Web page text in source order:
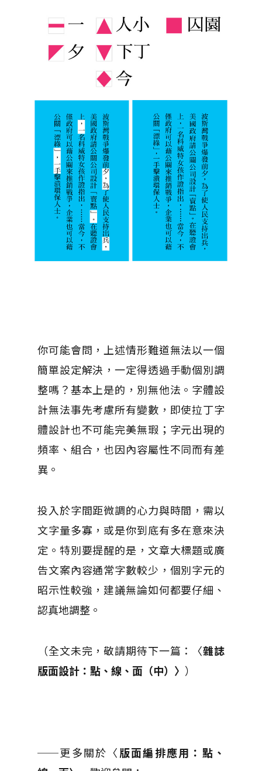
你可能會問，上述情形難道無法以一個
簡單設定解決，一定得透過手動個別調
整嗎？基本上是的，別無他法。字體設
計無法事先考慮所有變數，即使拉丁字
體設計也不可能完美無瑕；字元出現的
頻率、組合，也因內容屬性不同而有差
異。
投入於字間距微調的心力與時間，需以
文字量多寡，或是你到底有多在意來決
定。特別要提醒的是，文章大標題或廣
告文案內容通常字數較少，個別字元的
昭示性較強，建議無論如何都要仔細、
認真地調整。
（全文未完，敬請期待下一篇：〈雜誌
版面設計：點、線、面（中）〉 ）
──更多關於〈版面編排應用：點、